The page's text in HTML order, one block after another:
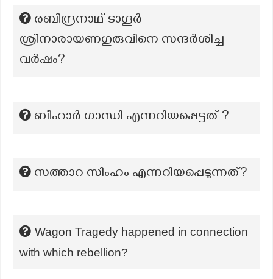
രബീന്ദ്രനാഥ്‌ ടാഗൂർ
ശ്രീനാരായണഗുരുവിനെ സന്ദർശിച്ച
വർഷം?
ബീഹാർ ഗാന്ധി എന്നറിയപ്പെട്ടത് ?
സത്താറ സിംഹം എന്നറിയപ്പെടുന്നത്?
Wagon Tragedy happened in connection
with which rebellion?